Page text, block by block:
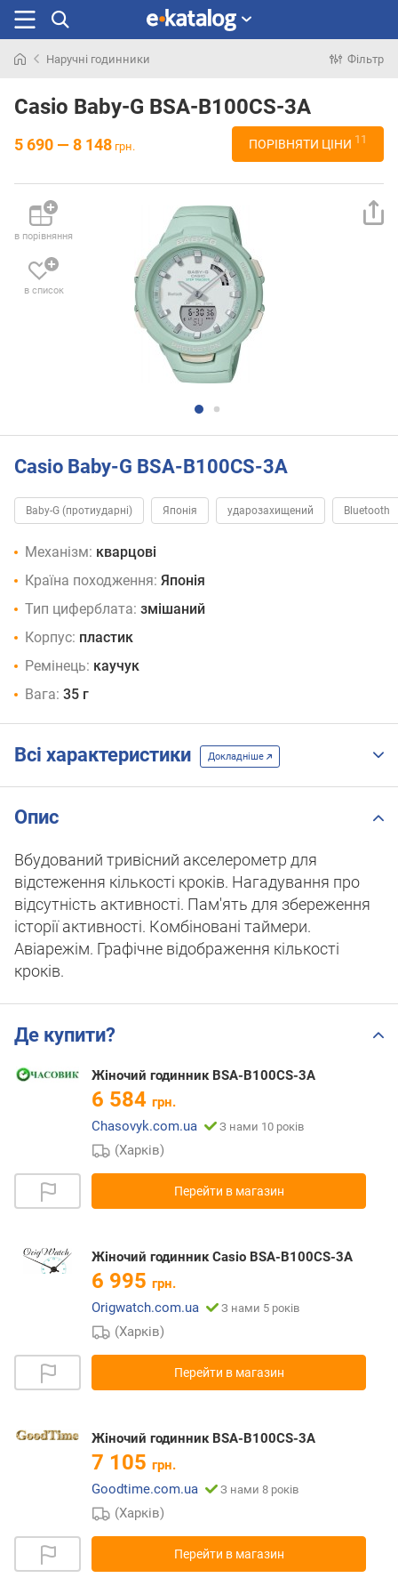
раніше
Наручні годинники Фільтр
Casio Baby-G BSA-B100CS-3A
5 690 — 8 148 грн. ПОРІВНЯТИ ЦІНИ 11
в порівняння
в список
Casio Baby-G BSA-B100CS-3A
Baby-G (протиударні) Японія ударозахищений Bluetooth
Механізм: кварцові
Країна походження: Японія
Тип циферблата: змішаний
Корпус: пластик
Ремінець: каучук
Вага: 35 г
Всі характеристики Докладніше
Опис
Вбудований тривісний акселерометр для
відстеження кількості кроків. Нагадування про
відсутність активності. Пам'ять для збереження
історії активності. Комбіновані таймери.
Авіарежім. Графічне відображення кількості
кроків.
Де купити?
Жіночий годинник BSA-B100CS-3A
6 584 грн.
Chasovyk.com.ua
З нами 10 років
(Харків)
Перейти в магазин
Жіночий годинник Casio BSA-B100CS-3A
6 995 грн.
Origwatch.com.ua
З нами 5 років
(Харків)
Перейти в магазин
Жіночий годинник BSA-B100CS-3A
7 105 грн.
Goodtime.com.ua
З нами 8 років
(Харків)
Перейти в магазин